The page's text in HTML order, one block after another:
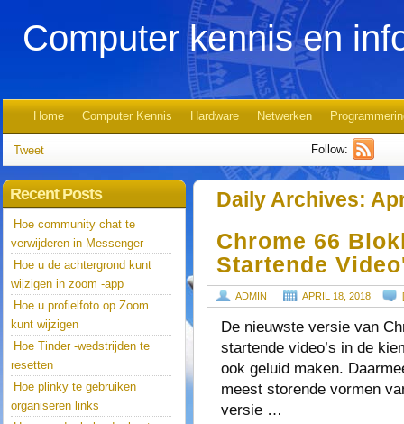
Computer kennis en
Home Computer Kennis Hardware Netwerken
Tweet Follow:
Daily Archives:
Chrome 66
Startende
ADMIN APRIL 18, 2018
De nieuwste versie van
startende video’s in de
ook geluid maken.
meest storende vormen
versie …
Recent Posts
Hoe community chat te
verwijderen in Messenger
Hoe u de achtergrond kunt
wijzigen in zoom -app
Hoe u profielfoto op Zoom
kunt wijzigen
Hoe Tinder -wedstrijden te
resetten
Hoe plinky te gebruiken
organiseren links